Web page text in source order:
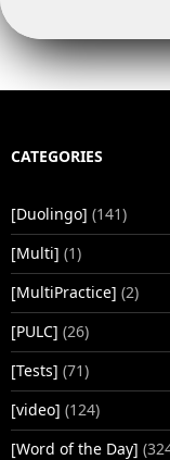
CATEGORIES
[Duolingo] (141)
[Multi] (1)
[MultiPractice] (2)
[PULC] (26)
[Tests] (71)
[video] (124)
[Word of the Day]